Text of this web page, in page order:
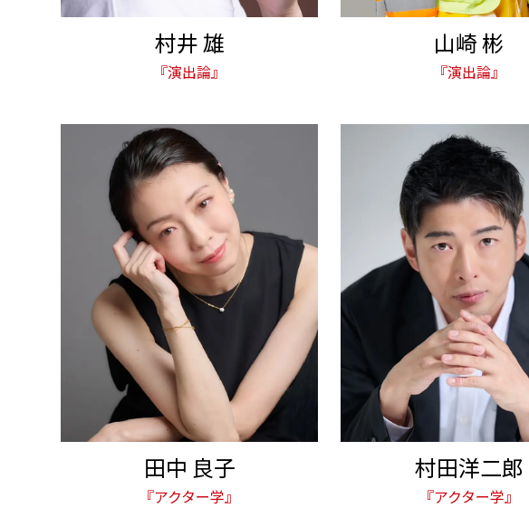
村井 雄
『演出論』
山崎 彬
『演出論』
田中 良子
『アクター学』
村田洋二郎
『アクター学』